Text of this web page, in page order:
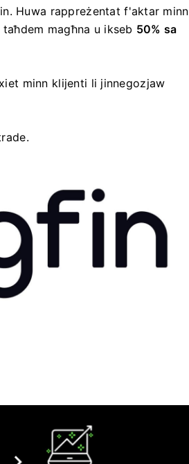
Huwa rappreżentat f'aktar minn
magħna u ikseb 50% sa
minn klijenti li jinnegozjaw